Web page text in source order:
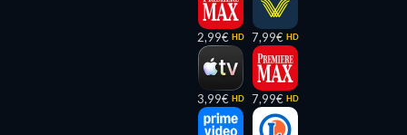
2,99€ HD
3,99€ HD
7,99€ HD
7,99€ HD